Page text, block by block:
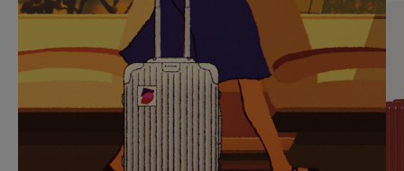
SUR
POUR
METTRE
VEUILLEZ
CLIQUER
POUR
RÉACTIVER
LE